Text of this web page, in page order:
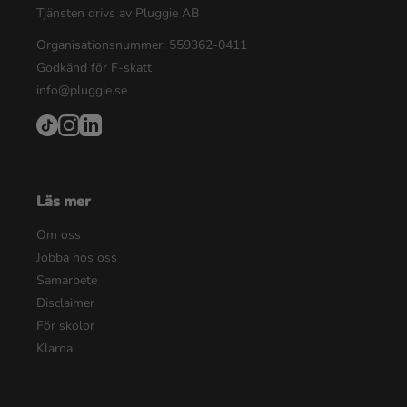
Tjänsten drivs av Pluggie AB
Organisationsnummer: 559362-0411
Godkänd för F-skatt
info@pluggie.se
Läs mer
Om oss
Jobba hos oss
Samarbete
Disclaimer
För skolor
Klarna